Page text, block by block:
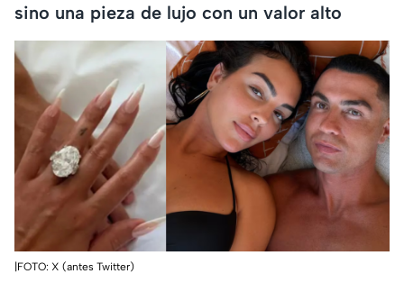
sino una pieza de lujo con un valor alto
|FOTO: X (antes Twitter)